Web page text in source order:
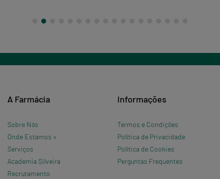
A Farmácia
Sobre Nós
Onde Estamos »
Serviços
Academia Silveira
Recrutamento
Informações
Termos e Condições
Política de Privacidade
Política de Cookies
Perguntas Frequentes